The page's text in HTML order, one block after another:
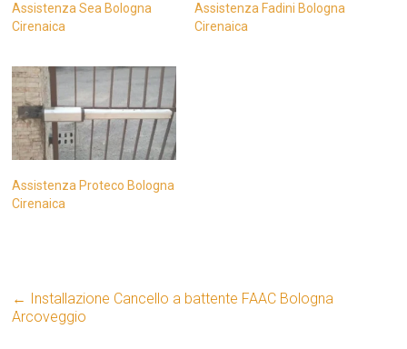
Assistenza Sea Bologna
Cirenaica
Assistenza Fadini Bologna
Cirenaica
Assistenza Proteco Bologna
Cirenaica
←
Installazione Cancello a battente FAAC Bologna
Arcoveggio